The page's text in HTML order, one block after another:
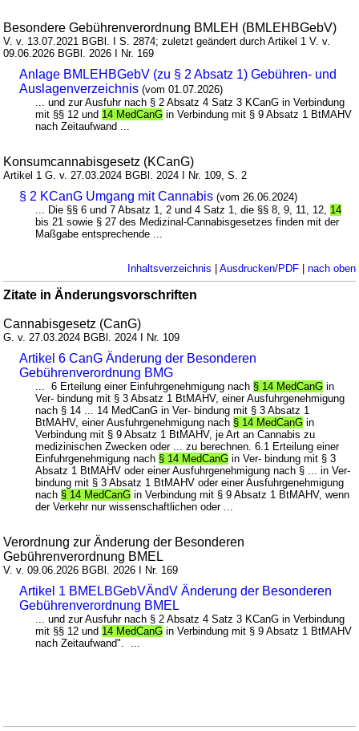
Besondere Gebührenverordnung BMLEH (BMLEHBGebV)
V. v. 13.07.2021 BGBl. I S. 2874; zuletzt geändert durch Artikel 1 V. v.
09.06.2026 BGBl. 2026 I Nr. 169
Anlage BMLEHBGebV (zu § 2 Absatz 1) Gebühren- und
Auslagenverzeichnis (vom 01.07.2026)
... und zur Ausfuhr nach § 2 Absatz 4 Satz 3 KCanG in Verbindung
mit §§ 12 und 14 MedCanG in Verbindung mit § 9 Absatz 1 BtMAHV
nach Zeitaufwand ...
Konsumcannabisgesetz (KCanG)
Artikel 1 G. v. 27.03.2024 BGBl. 2024 I Nr. 109, S. 2
§ 2 KCanG Umgang mit Cannabis (vom 26.06.2024)
... Die §§ 6 und 7 Absatz 1, 2 und 4 Satz 1, die §§ 8, 9, 11, 12, 14
bis 21 sowie § 27 des Medizinal-Cannabisgesetzes finden mit der
Maßgabe entsprechende ...
Inhaltsverzeichnis Ausdrucken/PDF| nach oben
Zitate in Änderungsvorschriften
Cannabisgesetz (CanG)
G. v. 27.03.2024 BGBl. 2024 I Nr. 109
Artikel 6 CanG Änderung der Besonderen
Gebührenverordnung BMG
... 6 Erteilung einer Einfuhrgenehmigung nach § 14 MedCanG in
Ver- bindung mit § 3 Absatz 1 BtMAHV, einer Ausfuhrgenehmigung
nach § 14 ... 14 MedCanG in Ver- bindung mit § 3 Absatz 1
BtMAHV, einer Ausfuhrgenehmigung nach § 14 MedCanG in
Verbindung mit § 9 Absatz 1 BtMAHV, je Art an Cannabis zu
medizinischen Zwecken oder ... zu berechnen. 6.1 Erteilung einer
Einfuhrgenehmigung nach § 14 MedCanG in Ver- bindung mit § 3
Absatz 1 BtMAHV oder einer Ausfuhrgenehmigung nach § ... in Ver-
bindung mit § 3 Absatz 1 BtMAHV oder einer Ausfuhrgenehmigung
nach § 14 MedCanG in Verbindung mit § 9 Absatz 1 BtMAHV, wenn
der Verkehr nur wissenschaftlichen oder ...
Verordnung zur Änderung der Besonderen
Gebührenverordnung BMEL
V. v. 09.06.2026 BGBl. 2026 I Nr. 169
Artikel 1 BMELBGebVÄndV Änderung der Besonderen
Gebührenverordnung BMEL
... und zur Ausfuhr nach § 2 Absatz 4 Satz 3 KCanG in Verbindung
mit §§ 12 und 14 MedCanG in Verbindung mit § 9 Absatz 1 BtMAHV
nach Zeitaufwand". ...